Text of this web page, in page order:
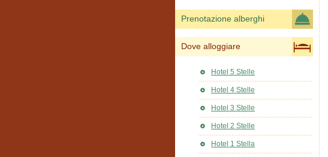
Prenotazione alberghi
Dove alloggiare
Hotel 5 Stelle
Hotel 4 Stelle
Hotel 3 Stelle
Hotel 2 Stelle
Hotel 1 Stella